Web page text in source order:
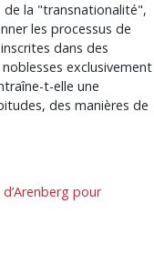
de la "transnationalité",
les processus de
dans des
exclusivement
t-elle une
des manières de
pour